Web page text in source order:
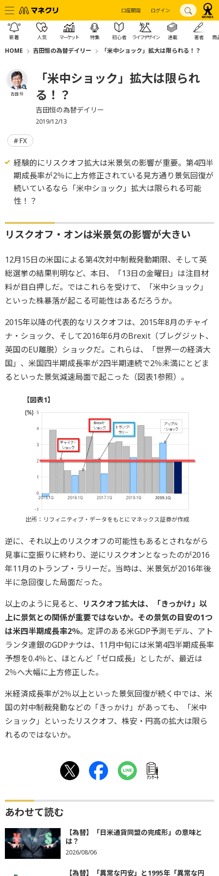
口座開設 ログイン
新着 人気 マーケット 特集 初心者 ライフデザイン 連載 著者 商
HOME 吉田恒の為替デイリー 「米中ショック」拡大は限られる！？
吉田 恒
「米中ショック」拡大は限られ
る！？
吉田恒の為替デイリー
2019/12/13
FX
経験的にリスクオフ拡大は米景気の影響が重要。第4四半
期成長率が2％に上方修正されている見方通り景気回復が
続いているなら「米中ショック」拡大は限られる可能
性！？
リスクオフ・オンは米景気の影響が大きい
12月15日の米国による第4次対中制裁発動期限、そして英
総選挙の結果判明など、本日、「13日の金曜日」は注目材
料が目白押しだ。ではこれらを受けて、「米中ショック」
といった株暴落が起こる可能性はあるだろうか。
2015年以降の代表的なリスクオフは、2015年8月のチャイ
ナ・ショック、そして2016年6月のBrexit（ブレグジット、
英国のEU離脱）ショックだ。これらは、「世界一の経済大
国」、米国四半期成長率が2四半期連続で2％未満にとどま
るといった景気減速局面で起こった（図表1参照）。
【図表1】
出所：リフィニティブ・データをもとにマネックス証券が作成
逆に、それ以上のリスクオフの可能性もあるとされながら
見事に空振りに終わり、逆にリスクオンとなったのが2016
年11月のトランプ・ラリーだ。当時は、米景気が2016年後
半に急回復した局面だった。
以上のように見ると、 リスクオフ拡大は、「きっかけ」以
上に景気との関係が重要ではないか。その景気の目安の1つ
は米四半期成長率2％。定評のある米GDP予測モデル、アト
ランタ連銀のGDPナウは、11月中旬には米第4四半期成長率
予想を0.4％と、ほとんど「ゼロ成長」としたが、最近は
2％へ大幅に上方修正した。
米経済成長率が2％以上といった景気回復が続く中では、米
国の対中制裁発動などの「きっかけ」があっても、「米中
ショック」といったリスクオフ、株安・円高の拡大は限ら
れるのではないか。
ｱﾝｹｰﾄ
あわせて読む
【為替】「日米通貨同盟の完成形」の意味と
は？
2026/08/06
【為替】「異常な円安」と1995年「異常な円